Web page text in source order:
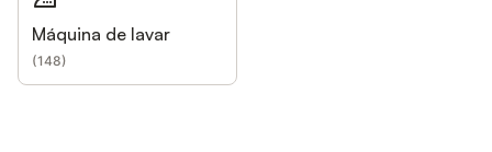
Máquina de lavar
(148)